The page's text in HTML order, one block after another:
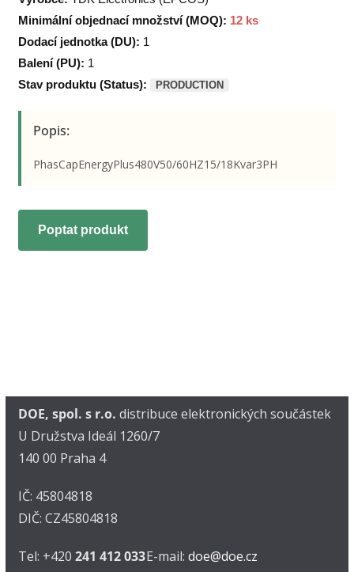
Minimální objednací množství (MOQ): 12 ks
Dodací jednotka (DU): 1
Balení (PU): 1
Stav produktu (Status):
PRODUCTION
Popis:
PhasCapEnergyPlus480V50/60HZ15/18Kvar3PH
Poptat produkt
DOE, spol. s r.o. distribuce elektronických součástek
U Družstva Ideál 1260/7
140 00 Praha 4
IČ: 45804818
DIČ: CZ45804818
Tel: +420 241 412 033E-mail: doe@doe.cz